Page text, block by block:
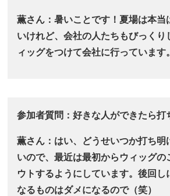
薫さん：暑いことです！夏場は本当
いけれど、会社の人たちもびっくり
ィッグをつけて会社に行っています。
参加者質問：好きな人ができたら打
薫さん：はい、どうせいつか打ち明
いので、最近は最初からウィッグの
ウトするようにしています。後回し
なるものはダメになるので（笑）